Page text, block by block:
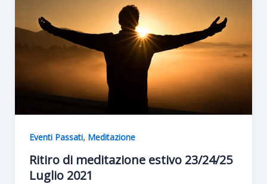
Eventi Passati, Meditazione
Ritiro di meditazione estivo 23/24/25
Luglio 2021